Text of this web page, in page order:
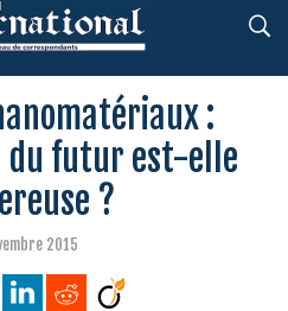
:
du futur est-elle
?
2015